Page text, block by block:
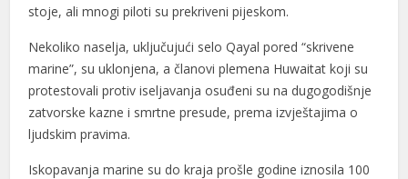
stoje, ali mnogi piloti su prekriveni pijeskom.
Nekoliko naselja, uključujući selo Qayal pored “skrivene
marine”, su uklonjena, a članovi plemena Huwaitat koji su
protestovali protiv iseljavanja osuđeni su na dugogodišnje
zatvorske kazne i smrtne presude, prema izvještajima o
ljudskim pravima.
Iskopavanja marine su do kraja prošle godine iznosila 100